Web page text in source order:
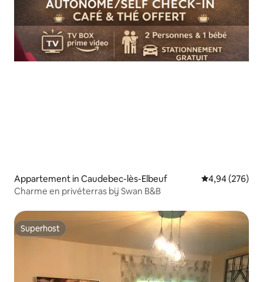
Appartement in Caudebec-lès-Elbeuf Gemiddelde
4,94 (276)
Charme en privéterras bij Swan B&B
Superhost
Superhost